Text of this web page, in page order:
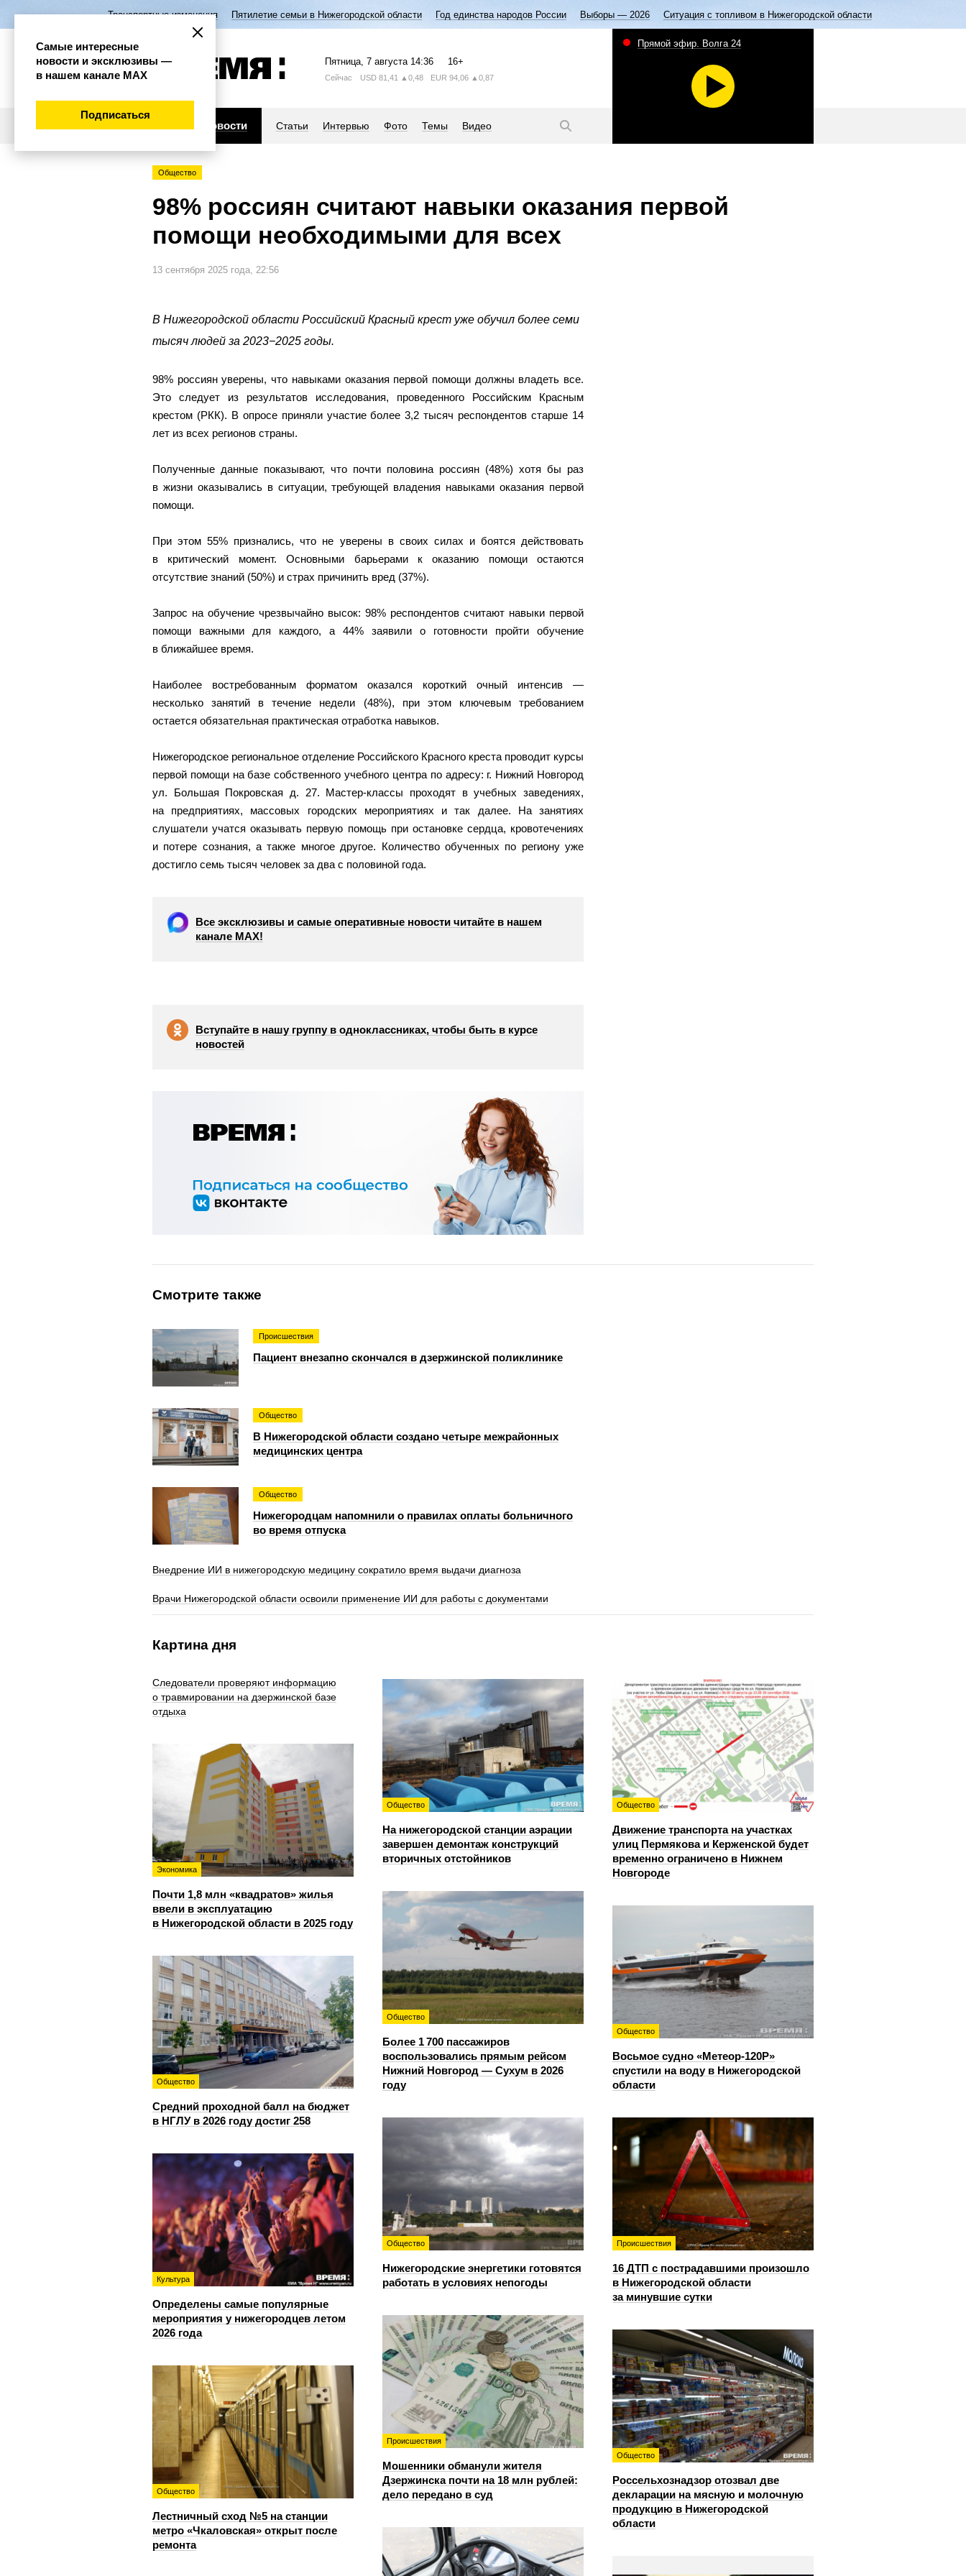
Транспортные изменения Пятилетие семьи в Нижегородской области Год единства народов России Выборы — 2026 Ситуация с топливом в Нижегородской области
Пятница, 7 августа 14:36 16+
Сейчас USD 81,41 ▲0,48 EUR 94,06 ▲0,87
Новости Статьи Интервью Фото Темы Видео
Прямой эфир. Волга 24
Общество
98% россиян считают навыки оказания первой
помощи необходимыми для всех
13 сентября 2025 года, 22:56
В Нижегородской области Российский Красный крест уже обучил более семи
тысяч людей за 2023−2025 годы.
98% россиян уверены, что навыками оказания первой помощи должны владеть все.
Это следует из результатов исследования, проведенного Российским Красным
крестом (РКК). В опросе приняли участие более 3,2 тысяч респондентов старше 14
лет из всех регионов страны.
Полученные данные показывают, что почти половина россиян (48%) хотя бы раз
в жизни оказывались в ситуации, требующей владения навыками оказания первой
помощи.
При этом 55% признались, что не уверены в своих силах и боятся действовать
в критический момент. Основными барьерами к оказанию помощи остаются
отсутствие знаний (50%) и страх причинить вред (37%).
Запрос на обучение чрезвычайно высок: 98% респондентов считают навыки первой
помощи важными для каждого, а 44% заявили о готовности пройти обучение
в ближайшее время.
Наиболее востребованным форматом оказался короткий очный интенсив —
несколько занятий в течение недели (48%), при этом ключевым требованием
остается обязательная практическая отработка навыков.
Нижегородское региональное отделение Российского Красного креста проводит курсы
первой помощи на базе собственного учебного центра по адресу: г. Нижний Новгород
ул. Большая Покровская д. 27. Мастер-классы проходят в учебных заведениях,
на предприятиях, массовых городских мероприятиях и так далее. На занятиях
слушатели учатся оказывать первую помощь при остановке сердца, кровотечениях
и потере сознания, а также многое другое. Количество обученных по региону уже
достигло семь тысяч человек за два с половиной года.
Все эксклюзивы и самые оперативные новости читайте в нашем
канале МАХ!
Вступайте в нашу группу в одноклассниках, чтобы быть в курсе
новостей
Смотрите также
Происшествия
Пациент внезапно скончался в дзержинской поликлинике
Общество
В Нижегородской области создано четыре межрайонных
медицинских центра
Общество
Нижегородцам напомнили о правилах оплаты больничного
во время отпуска
Внедрение ИИ в нижегородскую медицину сократило время выдачи диагноза
Врачи Нижегородской области освоили применение ИИ для работы с документами
Картина дня
Следователи проверяют информацию
о травмировании на дзержинской базе
отдыха
Общество
На нижегородской станции аэрации
завершен демонтаж конструкций
вторичных отстойников
Общество
Движение транспорта на участках
улиц Пермякова и Керженской будет
временно ограничено в Нижнем
Новгороде
Экономика
Почти 1,8 млн «квадратов» жилья
ввели в эксплуатацию
в Нижегородской области в 2025 году
Общество
Более 1 700 пассажиров
воспользовались прямым рейсом
Нижний Новгород — Сухум в 2026
году
Общество
Восьмое судно «Метеор-120Р»
спустили на воду в Нижегородской
области
Общество
Средний проходной балл на бюджет
в НГЛУ в 2026 году достиг 258
Общество
Нижегородские энергетики готовятся
работать в условиях непогоды
Происшествия
16 ДТП с пострадавшими произошло
в Нижегородской области
за минувшие сутки
Культура
Определены самые популярные
мероприятия у нижегородцев летом
2026 года
Происшествия
Мошенники обманули жителя
Дзержинска почти на 18 млн рублей:
дело передано в суд
Общество
Россельхознадзор отозвал две
декларации на мясную и молочную
продукцию в Нижегородской
области
Общество
Лестничный сход №5 на станции
метро «Чкаловская» открыт после
ремонта
Самые интересные
новости и эксклюзивы —
в нашем канале МАХ
Подписаться